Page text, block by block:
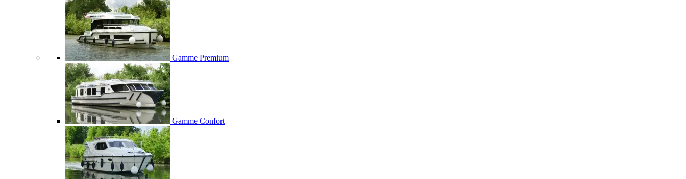
Gamme Premium
Gamme Confort